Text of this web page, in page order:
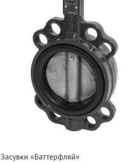
Засувки «Баттерфляй»